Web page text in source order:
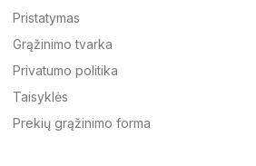
Pristatymas
Grąžinimo tvarka
Privatumo politika
Taisyklės
Prekių grąžinimo forma